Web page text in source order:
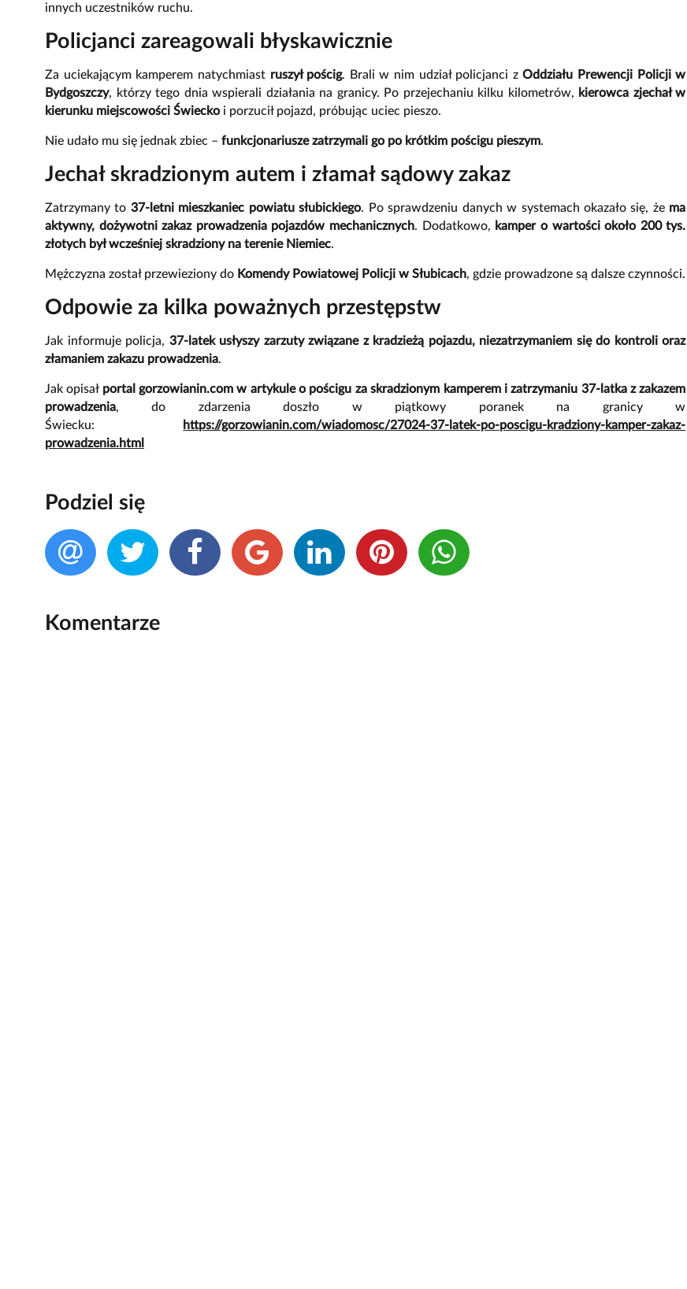
innych uczestników ruchu.
Policjanci zareagowali błyskawicznie
Za uciekającym kamperem natychmiast ruszył pościg. Brali w nim udział policjanci zOddziału Prewencji Policji w
Bydgoszczy, którzy tego dnia wspierali działania na granicy. Po przejechaniu kilku kilometrów, kierowca zjechał w
kierunku miejscowości Świeckoi porzucił pojazd, próbując uciec pieszo.
Nie udało mu się jednak zbiec – funkcjonariusze zatrzymali go po krótkim pościgu pieszym.
Jechał skradzionym autem i złamał sądowy zakaz
Zatrzymany to 37-letni mieszkaniec powiatu słubickiego. Po sprawdzeniu danych w systemach okazało się, że ma
aktywny, dożywotni zakaz prowadzenia pojazdów mechanicznych. Dodatkowo, kamper o wartości około 200 tys.
złotych był wcześniej skradziony na terenie Niemiec.
Mężczyzna został przewieziony do Komendy Powiatowej Policji w Słubicach, gdzie prowadzone są dalsze czynności.
Odpowie za kilka poważnych przestępstw
Jak informuje policja, 37-latek usłyszy zarzuty związane z kradzieżą pojazdu, niezatrzymaniem się do kontroli oraz
złamaniem zakazu prowadzenia.
Jak opisał portal gorzowianin.com w artykule o pościgu za skradzionym kamperem i zatrzymaniu 37-latka z zakazem
prowadzenia, do zdarzenia doszło w piątkowy poranek na granicy w
Świecku:
https://gorzowianin.com/wiadomosc/27024-37-latek-po-poscigu-kradziony-kamper-zakaz-
prowadzenia.html
Podziel się
Komentarze